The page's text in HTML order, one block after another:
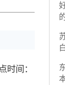
时间：